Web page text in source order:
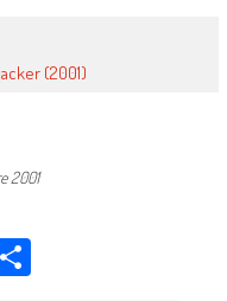
(2001)
2001
Partager